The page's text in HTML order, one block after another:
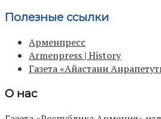
Полезные ссылки
Арменпресс
Armenpress | History
Газета «Айастани
О нас